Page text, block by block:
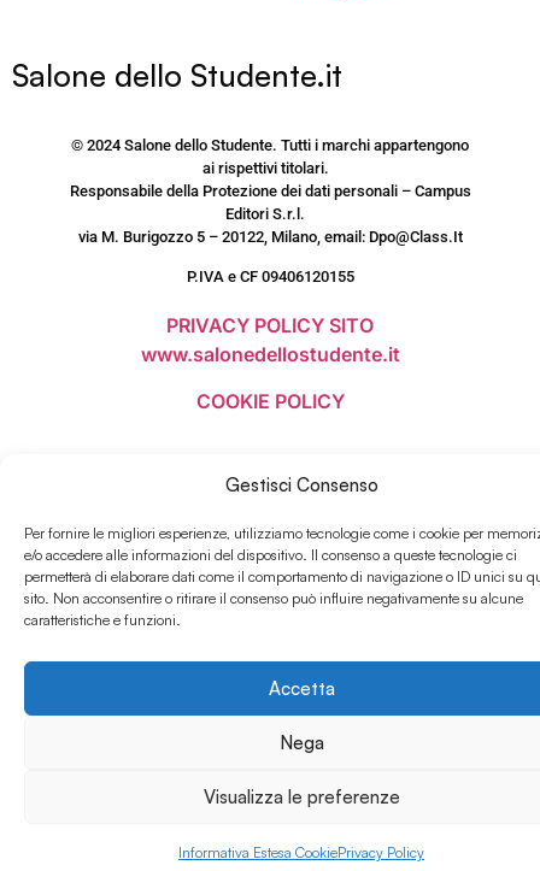
Gestisci Consenso
Per fornire le migliori esperienze, utilizziamo tecnologie come i cookie per
e/o accedere alle informazioni del dispositivo. Il consenso a queste tecnologie ci
permetterà di elaborare dati come il comportamento di navigazione o ID unici su
sito. Non acconsentire o ritirare il consenso può influire negativamente su alcune
caratteristiche e funzioni.
Accetta
Nega
Visualizza le preferenze
Informativa Estesa CookiePrivacy Policy
Salone dello Studente.it
© 2024 Salone dello Studente. Tutti i marchi appartengono
ai rispettivi titolari.
Responsabile della Protezione dei dati personali – Campus
Editori S.r.l.
via M. Burigozzo 5 – 20122, Milano, email: Dpo@Class.It
P.IVA e CF 09406120155
PRIVACY POLICY SITO
www.salonedellostudente.it
COOKIE POLICY